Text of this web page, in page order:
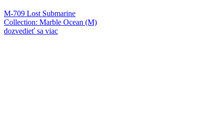
M-709 Lost Submarine
Collection: Marble Ocean (M)
dozvedieť sa viac